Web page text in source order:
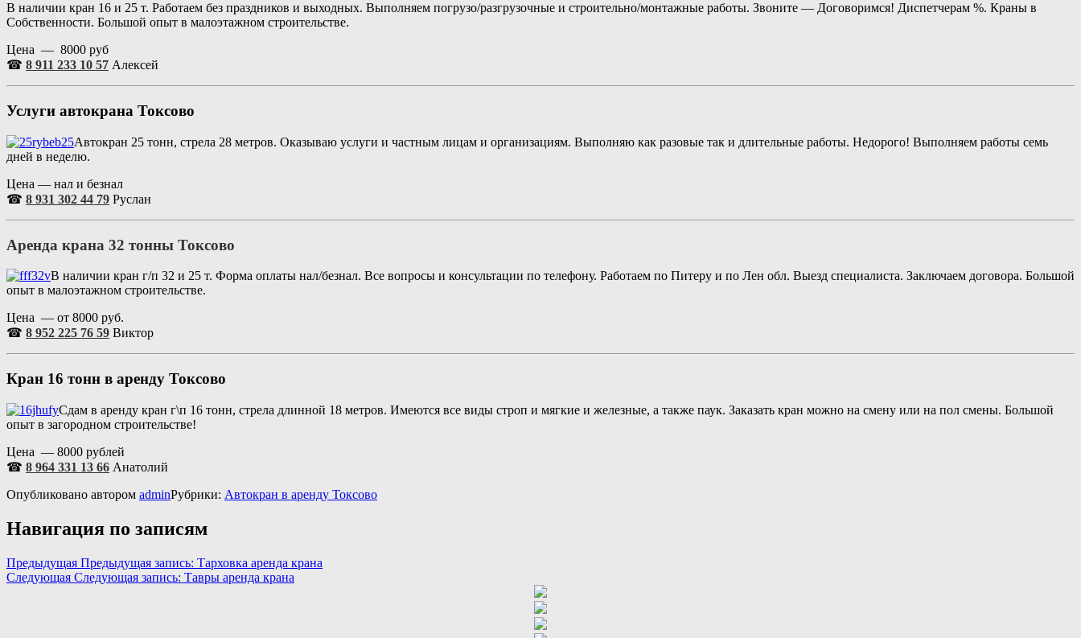
В наличии кран 16 и 25 т. Работаем без праздников и выходных. Выполняем погрузо/разгрузочные и строительно/монтажные работы. Звоните — Договоримся! Диспетчерам %. Краны в
Собственности. Большой опыт в малоэтажном строительстве.
Цена — 8000 руб
☎ 8 911 233 10 57 Алексей
Услуги автокрана Токсово
Автокран 25 тонн, стрела 28 метров. Оказываю услуги и частным лицам и организациям. Выполняю как разовые так и длительные работы. Недорого! Выполняем работы семь
дней в неделю.
Цена — нал и безнал
☎ 8 931 302 44 79 Руслан
Аренда крана 32 тонны Токсово
В наличии кран г/п 32 и 25 т. Форма оплаты нал/безнал. Все вопросы и консультации по телефону. Работаем по Питеру и по Лен обл. Выезд специалиста. Заключаем договора. Большой
опыт в малоэтажном строительстве.
Цена — от 8000 руб.
☎ 8 952 225 76 59 Виктор
Кран 16 тонн в аренду Токсово
Сдам в аренду кран г\п 16 тонн, стрела длинной 18 метров. Имеются все виды строп и мягкие и железные, а также паук. Заказать кран можно на смену или на пол смены. Большой
опыт в загородном строительстве!
Цена — 8000 рублей
☎ 8 964 331 13 66 Анатолий
Опубликовано автором adminРубрики: Автокран в аренду Токсово
Навигация по записям
Предыдущая Предыдущая запись: Тарховка аренда крана
Следующая Следующая запись: Тавры аренда крана